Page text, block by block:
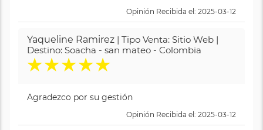
Opinión Recibida el: 2025-03-12
Yaqueline Ramirez | Tipo Venta: Sitio Web |
Destino: Soacha - san mateo - Colombia
★★★★★
Agradezco por su gestión
Opinión Recibida el: 2025-03-12